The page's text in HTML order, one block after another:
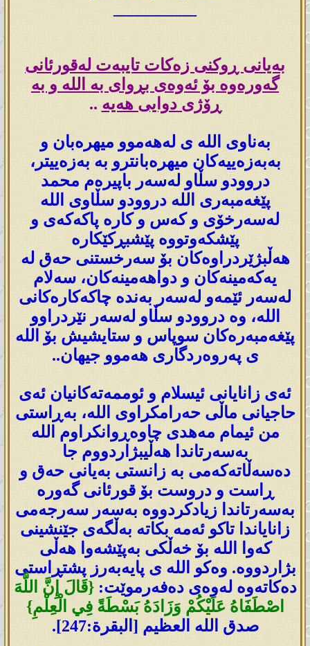
بەیانی ڕوکنی زەکات تایبەت لەقورئانی
گەورەوە بۆ ئەوەی بڕوای بە اللە و بە
ڕۆژی دوایی ھەیه‌ ..
بەناوی الله ی لەھەموو میھرەبان و
بەبەزەییەکان میھرەبانترو بە بەزەییتر،
دروودو سڵاو لەسەر باپیرەم محمد
پێغەمبەری اللە دروودو سڵاوی اللە
لەسەرخۆی و کەس و کارە پاکەکەی و
پێشکەوتووە پێشبڕکێکارە
هەڵبژێردراوەکان بۆ سەرخستنی حەق لە
یەکەمینەکان و دواهەمینەکان، سەلام
لەسەر ئێمەو لەسەر بەندە چاکەکارەکانی
اللە، وە دروودو سڵاو لەسەر نێردراوو
پێغەمبەرەکان سوپاس و ستایشیش بۆ اللە
ی پەروەردگاری هەموو جیهان..
ئەی زانایانی ئیسلام و ئوممەتەکانیان ئەی
حاجیانی ماڵی حەرامکراوی اللە، بەڕاستی
من ئیمام مەھدی چاوەڕوانکراوم اللە
بەسەرتاندا ھەڵیبژاردووم جا
دەسەڵاتەکەمی بە زانستی بەیانی حەق و
ڕاست و دروست بۆ قورئانی گەورە
بەسەرتاندا زیادکردووە بەسەر سەرجەمی
زانایاندا تاکو ئەمە بکاتە بەڵگەی جێنشینی
کەوا اللە بۆ خەڵکی بەپێشەوا ھەڵی
بژاردووە. وەکو اللە ی پایەبەرز پشتڕاستی
دەکاتەوە لەوەی دەفەرموێت:{قَالَ إِنَّ اللَّهَ
اصْطَفَاهُ عَلَيْكُمْ وَزَادَهُ بَسْطَةً فِي الْعِلْمِ}
صدق الله العظيم [البقرة:247].